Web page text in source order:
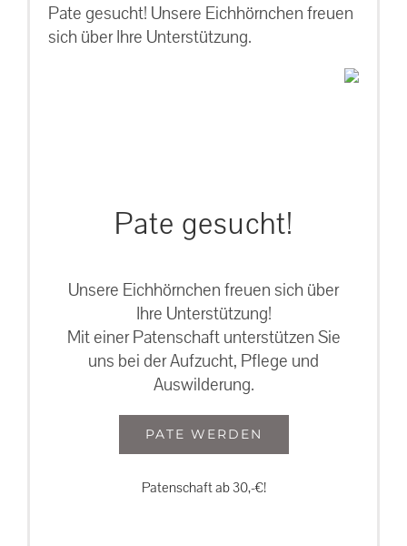
Pate gesucht! Unsere Eichhörnchen freuen
sich über Ihre Unterstützung.
Pate gesucht!
Unsere Eichhörnchen freuen sich über
Ihre Unterstützung!
Mit einer Patenschaft unterstützen Sie
uns bei der Aufzucht, Pflege und
Auswilderung.
PATE WERDEN
Patenschaft ab 30,-€!